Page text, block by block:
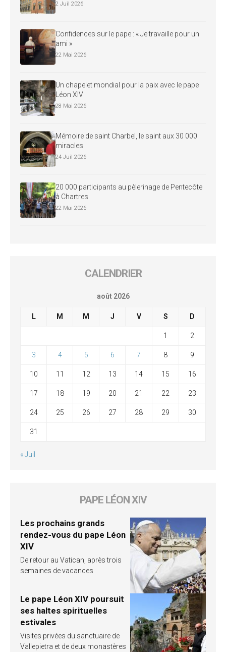
2 Juil 2026
Confidences sur le pape : « Je travaille pour un
ami »
22 Mai 2026
Un chapelet mondial pour la paix avec le pape
Léon XIV
28 Mai 2026
Mémoire de saint Charbel, le saint aux 30 000
miracles
24 Juil 2026
20 000 participants au pèlerinage de Pentecôte
à Chartres
22 Mai 2026
CALENDRIER
août 2026
L M M J V S D
1 2
3 4 5 6 7 8 9
10 11 12 13 14 15 16
17 18 19 20 21 22 23
24 25 26 27 28 29 30
31
« Juil
PAPE LÉON XIV
Les prochains grands
rendez-vous du pape Léon
XIV
De retour au Vatican, après trois
semaines de vacances
Le pape Léon XIV poursuit
ses haltes spirituelles
estivales
Visites privées du sanctuaire de
Vallepietra et de deux monastères